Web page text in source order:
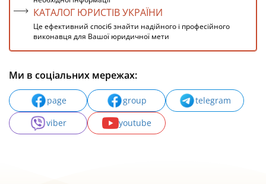
КАТАЛОГ ЮРИСТІВ УКРАЇНИ
Це ефективний спосіб знайти надійного і професійного
виконавця для Вашої юридичної мети
Ми в соціальних мережах:
page group
telegram
viber
youtube